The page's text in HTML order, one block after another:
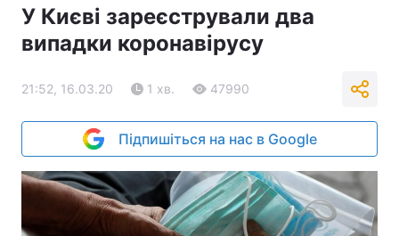
У Києві зареєстрували два
випадки коронавірусу
21:52, 16.03.20 1 хв. 47990
Підпишіться на нас в Google